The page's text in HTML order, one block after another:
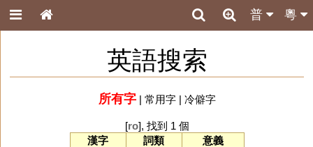
粵
普
英語搜索
所有字| 常用字| 冷僻字
[ro], 找到 1 個
漢字
詞類
意義